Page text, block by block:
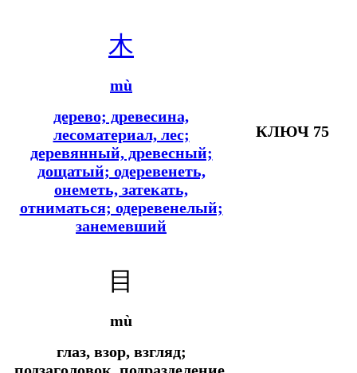
木
mù
дерево; древесина,
лесоматериал, лес;
деревянный, древесный;
дощатый; одеревенеть,
онеметь, затекать,
отниматься; одеревенелый;
занемевший
КЛЮЧ 75
目
mù
глаз, взор, взгляд;